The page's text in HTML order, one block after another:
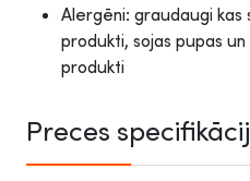
Alergēni: graudaugi kas
produkti, sojas pupas
produkti
Preces